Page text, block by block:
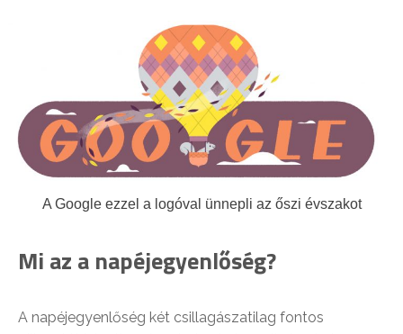
A Google ezzel a logóval ünnepli az őszi évszakot
Mi az a napéjegyenlőség?
A napéjegyenlőség két csillagászatilag fontos